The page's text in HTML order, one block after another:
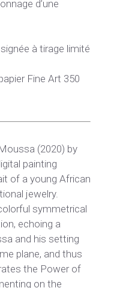
d’une
à tirage limité
Fine Art 350
(2020) by
painting
of a young African
jewelry.
symmetrical
echoing a
and his setting
plane, and thus
the Power of
on the